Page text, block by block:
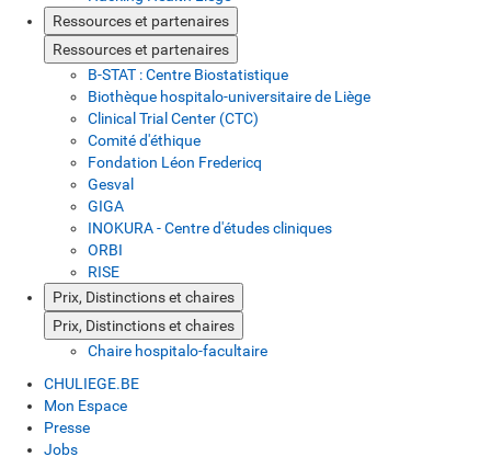
Ressources et partenaires
Ressources et partenaires
B-STAT : Centre Biostatistique
Biothèque hospitalo-universitaire de Liège
Clinical Trial Center (CTC)
Comité d'éthique
Fondation Léon Fredericq
Gesval
GIGA
INOKURA - Centre d'études cliniques
ORBI
RISE
Prix, Distinctions et chaires
Prix, Distinctions et chaires
Chaire hospitalo-facultaire
CHULIEGE.BE
Mon Espace
Presse
Jobs